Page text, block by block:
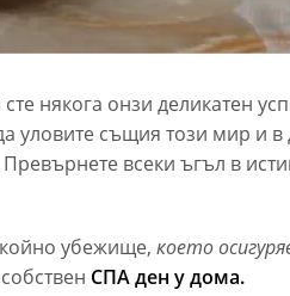
някога онзи деликатен
уловите същия този мир и
всеки ъгъл в
убежище, което
СПА ден у дома.